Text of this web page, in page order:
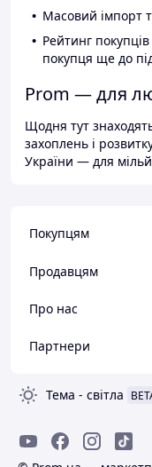
Масовий імпорт
Рейтинг
покупця ще до
Prom — для
Щодня тут
захоплень і
України — для
Покупцям
Продавцям
Про нас
Партнери
Тема - світла